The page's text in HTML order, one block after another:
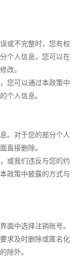
或不完整时，您有权
个人信息，您可以在
改。
您可以通过本政策中
个人信息。
。对于您的部分个人
直接删除。
或我们违反与您的约
政策中披露的方式与
面中选择注销账号。
求及时删除或匿名化
除外。